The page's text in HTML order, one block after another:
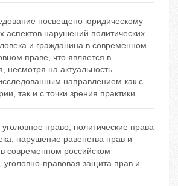
посвещено юридическому
аспектов нарушений политических
и гражданина в современном
праве, что является в
несмотря на актуальность
направлением как с
так и с точки зрения практики.
уголовное право, политические права
, нарушение равенства прав и
современном российском
, уголовно-правовая защита прав и